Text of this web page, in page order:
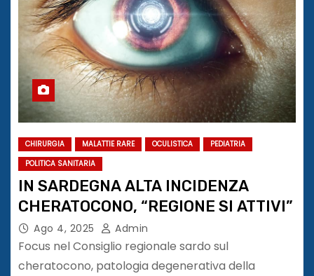
CHIRURGIA MALATTIE RARE OCULISTICA
PEDIATRIA
POLITICA SANITARIA
IN SARDEGNA ALTA INCIDENZA
CHERATOCONO, “REGIONE SI ATTIVI”
Ago 4, 2025 Admin
Focus nel Consiglio regionale sardo sul
cheratocono, patologia degenerativa della